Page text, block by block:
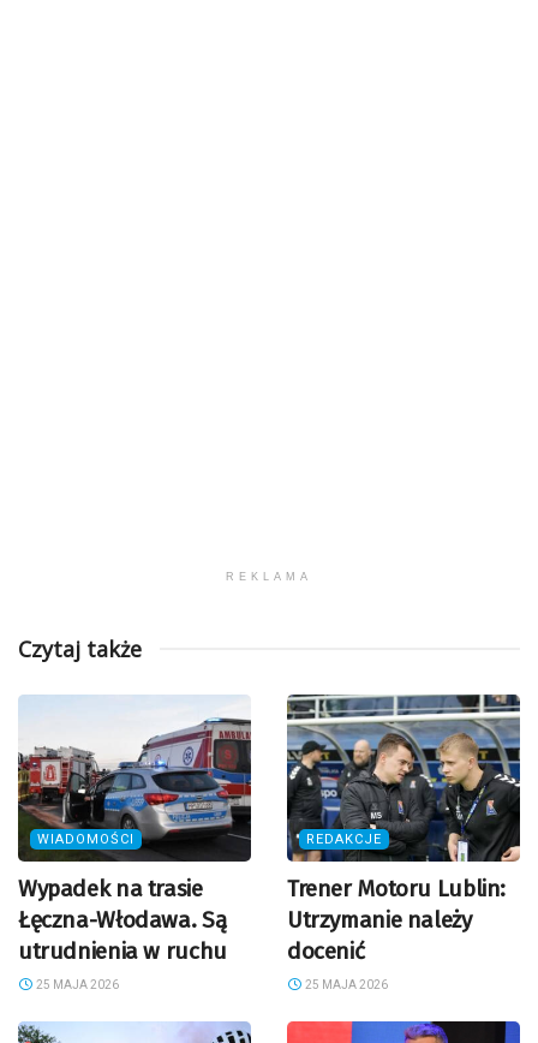
REKLAMA
Czytaj także
WIADOMOŚCI
Wypadek na trasie
Łęczna-Włodawa. Są
utrudnienia w ruchu
25 MAJA 2026
REDAKCJE
Trener Motoru Lublin:
Utrzymanie należy
docenić
25 MAJA 2026